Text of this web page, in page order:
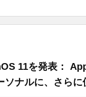
11を発表：
ソナルに、さらに